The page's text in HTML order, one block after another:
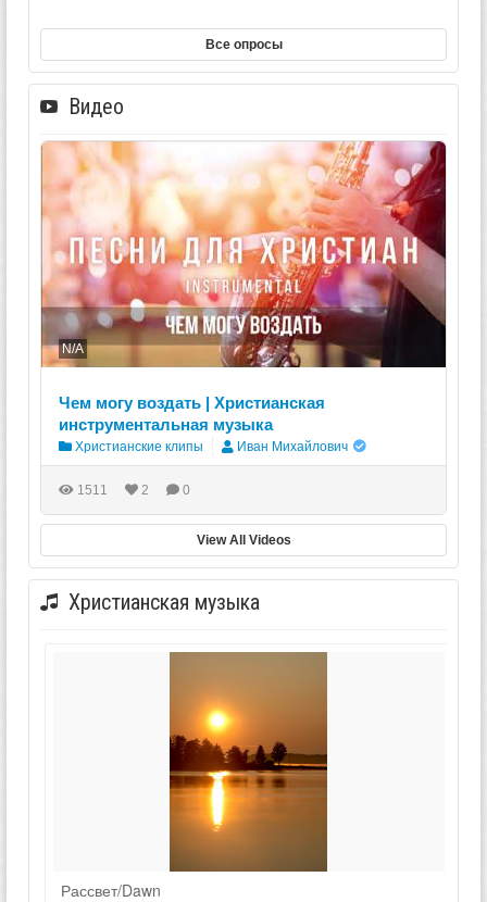
Все опросы
Видео
N/A
Чем могу воздать | Христианская
инструментальная музыка
Христианские клипы Иван Михайлович
1511 2 0
View All Videos
Христианская музыка
Рассвет/Dawn